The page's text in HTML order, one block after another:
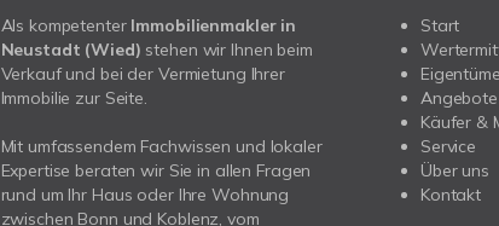
Als kompetenter Immobilienmakler in
Neustadt (Wied) stehen wir Ihnen beim
Verkauf und bei der Vermietung Ihrer
Immobilie zur Seite.
Mit umfassendem Fachwissen und lokaler
Expertise beraten wir Sie in allen Fragen
rund um Ihr Haus oder Ihre Wohnung
zwischen Bonn und Koblenz, vom
Start
Angebote
Käufer &
Service
Über uns
Kontakt